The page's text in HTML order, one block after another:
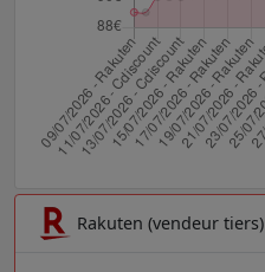
Rakuten (vendeur tiers)